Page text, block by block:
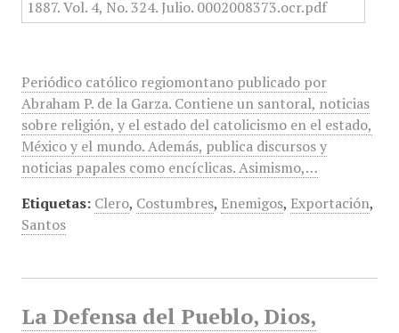
Periódico católico regiomontano publicado por
Abraham P. de la Garza. Contiene un santoral, noticias
sobre religión, y el estado del catolicismo en el estado,
México y el mundo. Además, publica discursos y
noticias papales como encíclicas. Asimismo,…
Etiquetas: Clero, Costumbres, Enemigos, Exportación,
Santos
La Defensa del Pueblo, Dios,